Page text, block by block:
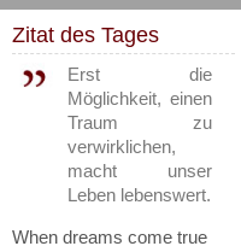
Zitat des Tages
Erst die
Möglichkeit, einen
Traum zu
verwirklichen,
macht unser
Leben lebenswert.
When dreams come true